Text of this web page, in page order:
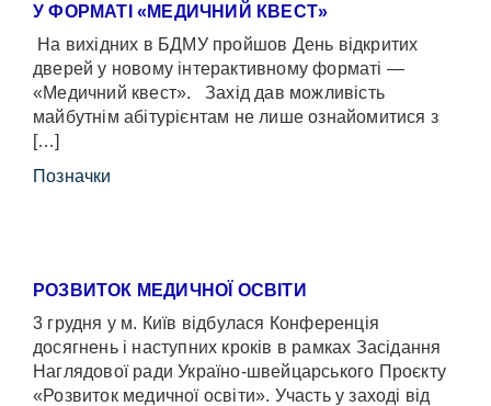
У ФОРМАТІ «МЕДИЧНИЙ КВЕСТ»
На вихідних в БДМУ пройшов День відкритих
дверей у новому інтерактивному форматі —
«Медичний квест». Захід дав можливість
майбутнім абітурієнтам не лише ознайомитися з
[…]
Позначки
РОЗВИТОК МЕДИЧНОЇ ОСВІТИ
3 грудня у м. Київ відбулася Конференція
досягнень і наступних кроків в рамках Засідання
Наглядової ради Україно-швейцарського Проєкту
«Розвиток медичної освіти». Участь у заході від